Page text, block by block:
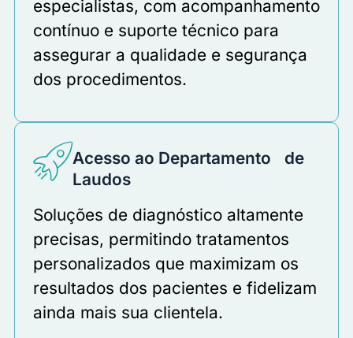
especialistas, com acompanhamento
contínuo e suporte técnico para
assegurar a qualidade e segurança
dos procedimentos.
Acesso ao Departamento de
Laudos
Soluções de diagnóstico altamente
precisas, permitindo tratamentos
personalizados que maximizam os
resultados dos pacientes e fidelizam
ainda mais sua clientela.